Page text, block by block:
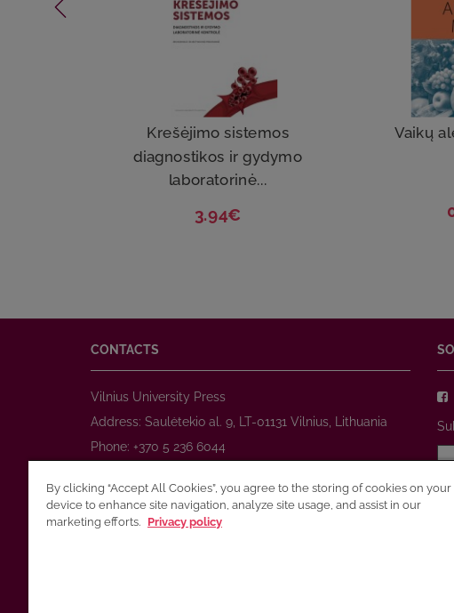
Krešėjimo sistemos
diagnostikos ir gydymo
laboratorinė...
3.94€
Vaikų
CONTACTS
Vilnius University Press
Address: Saulėtekio al. 9, LT-01131 Vilnius, Lithuania
Phone: +370 5 236 6044
E-mail:prekyba@leidykla.vu.lt
www.journals.vu.lt
By clicking “Accept All Cookies”, you agree to the storing of cookies on your
device to enhance site navigation, analyze site usage, and assist in our
marketing efforts. Privacy policy